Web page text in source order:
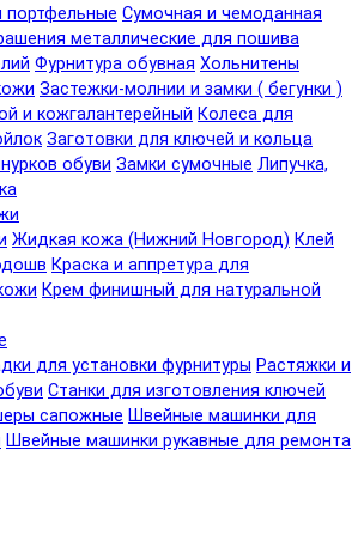
Сумочная и чемоданная
металлические для пошива
Фурнитура обувная Хольнитены
Застежки-молнии и замки ( бегунки )
и кожгалантерейный Колеса для
Заготовки для ключей и кольца
обуви Замки сумочные Липучка,
Жидкая кожа (Нижний Новгород) Клей
Краска и аппретура для
Крем финишный для натуральной
для установки фурнитуры Растяжки и
Станки для изготовления ключей
сапожные Швейные машинки для
Швейные машинки рукавные для ремонта